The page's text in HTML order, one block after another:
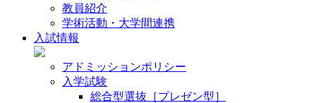
教員紹介
学術活動・大学間連携
入試情報
アドミッションポリシー
入学試験
総合型選抜［プレゼン型］